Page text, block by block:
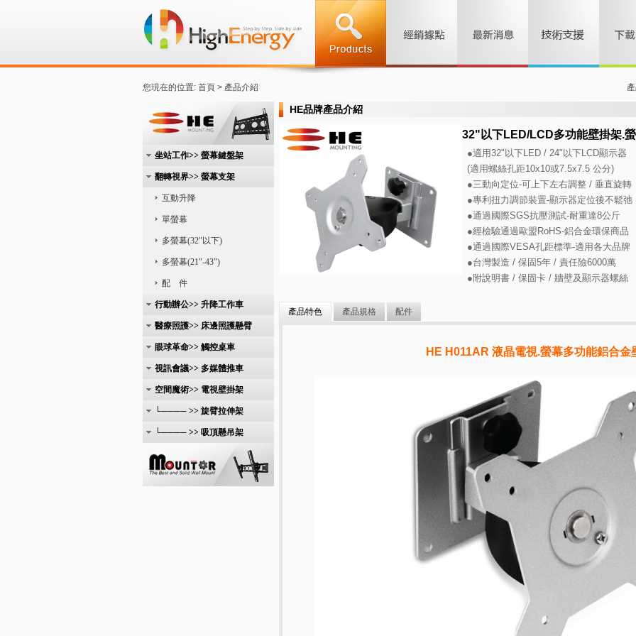
您現在的位置: 首頁 > 產品介紹
坐站工作>> 螢幕鍵盤架
翻轉視界>> 螢幕支架
互動升降
單螢幕
多螢幕(32"以下)
多螢幕(21"-43")
配 件
行動辦公>> 升降工作車
醫療照護>> 床邊照護懸臂
眼球革命>> 觸控桌車
視訊會議>> 多媒體推車
空間魔術>> 電視壁掛架
└──── >> 旋臂拉伸架
└──── >> 吸頂懸吊架
HE品牌產品介紹
32"以下LED/LCD多功能壁掛架.
●適用32"以下LED / 24"以下LCD顯示器
(適用螺絲孔距10x10或7.5x7.5 公分)
●三動向定位-可上下左右調整 / 垂直旋轉
●專利扭力調節裝置-顯示器定位後不鬆弛
●通過國際SGS抗壓測試-耐重達8公斤
●經檢驗通過歐盟RoHS-鋁合金環保商品
●通過國際VESA孔距標準-適用各大品牌
●台灣製造 / 保固5年 / 責任險6000萬
●附說明書 / 保固卡 / 牆壁及顯示器螺絲
產品特色 產品規格 配件
HE H011AR 液晶電視.螢幕多功能鋁合金